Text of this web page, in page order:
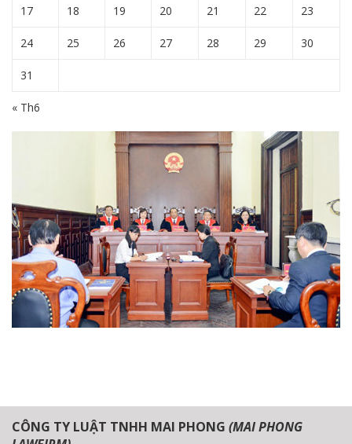
17 18 19 20 21 22 23
24 25 26 27 28 29 30
31
« Th6
CÔNG TY LUẬT TNHH MAI PHONG (MAI PHONG